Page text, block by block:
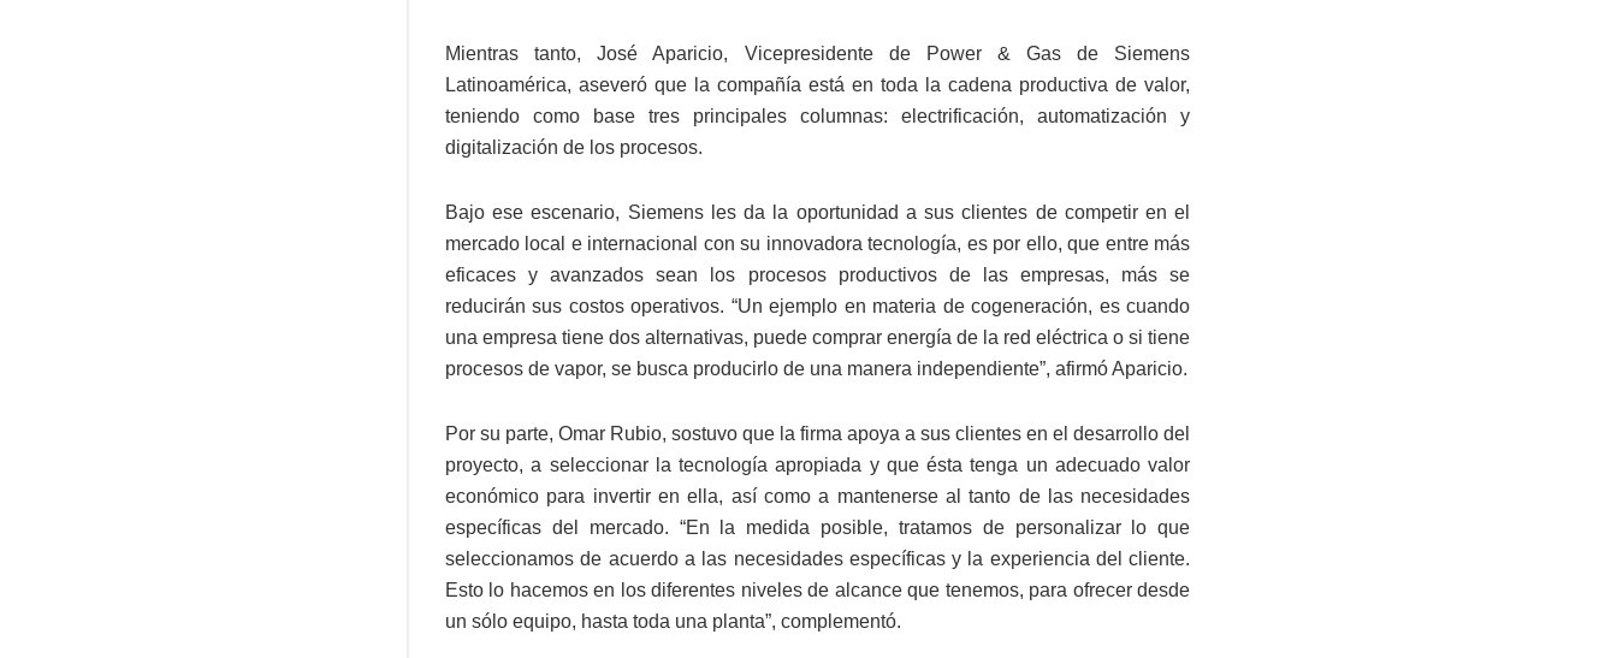
Mientras tanto, José Aparicio, Vicepresidente de Power & Gas de Siemens
Latinoamérica, aseveró que la compañía está en toda la cadena productiva de valor,
teniendo como base tres principales columnas: electrificación, automatización y
digitalización de los procesos.
Bajo ese escenario, Siemens les da la oportunidad a sus clientes de competir en el
mercado local e internacional con su innovadora tecnología, es por ello, que entre más
eficaces y avanzados sean los procesos productivos de las empresas, más se
reducirán sus costos operativos. “Un ejemplo en materia de cogeneración, es cuando
una empresa tiene dos alternativas, puede comprar energía de la red eléctrica o si tiene
procesos de vapor, se busca producirlo de una manera independiente”, afirmó Aparicio.
Por su parte, Omar Rubio, sostuvo que la firma apoya a sus clientes en el desarrollo del
proyecto, a seleccionar la tecnología apropiada y que ésta tenga un adecuado valor
económico para invertir en ella, así como a mantenerse al tanto de las necesidades
específicas del mercado. “En la medida posible, tratamos de personalizar lo que
seleccionamos de acuerdo a las necesidades específicas y la experiencia del cliente.
Esto lo hacemos en los diferentes niveles de alcance que tenemos, para ofrecer desde
un sólo equipo, hasta toda una planta”, complementó.